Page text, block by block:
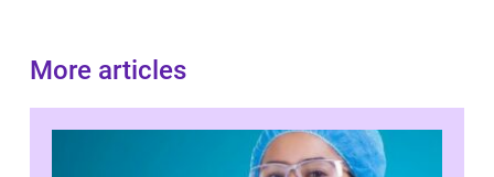
More articles